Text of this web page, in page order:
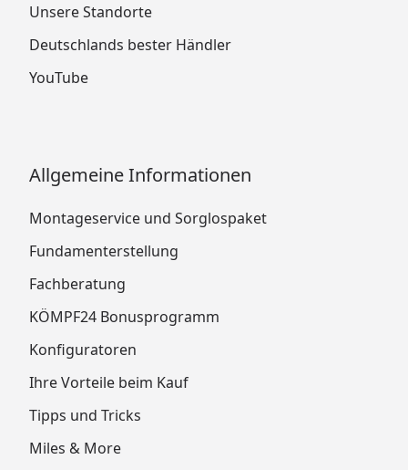
Unsere Standorte
Deutschlands bester Händler
YouTube
Allgemeine Informationen
Montageservice und Sorglospaket
Fundamenterstellung
Fachberatung
KÖMPF24 Bonusprogramm
Konfiguratoren
Ihre Vorteile beim Kauf
Tipps und Tricks
Miles & More